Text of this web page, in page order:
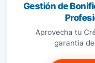
Gestión de
Aprovecha tu
garantía